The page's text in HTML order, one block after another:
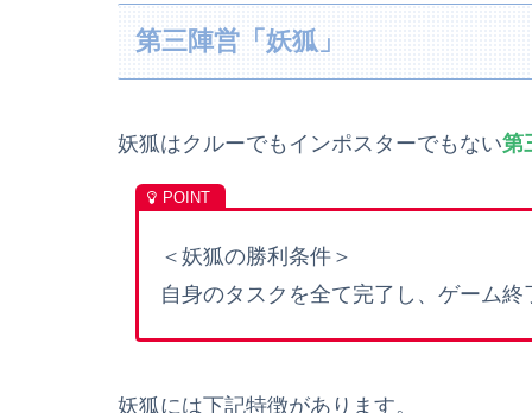
第三陣営「妖狐」
妖狐はクルーでもインポスターでもない第
＜妖狐の勝利条件＞
自身のタスクを全て完了し、ゲーム
妖狐には下記特徴があります。